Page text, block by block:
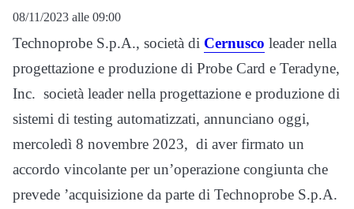
08/11/2023 alle 09:00
Technoprobe S.p.A., società di Cernusco leader nella
progettazione e produzione di Probe Card e Teradyne,
Inc. società leader nella progettazione e produzione di
sistemi di testing automatizzati, annunciano oggi,
mercoledì 8 novembre 2023, di aver firmato un
accordo vincolante per un’operazione congiunta che
prevede ’acquisizione da parte di Technoprobe S.p.A.